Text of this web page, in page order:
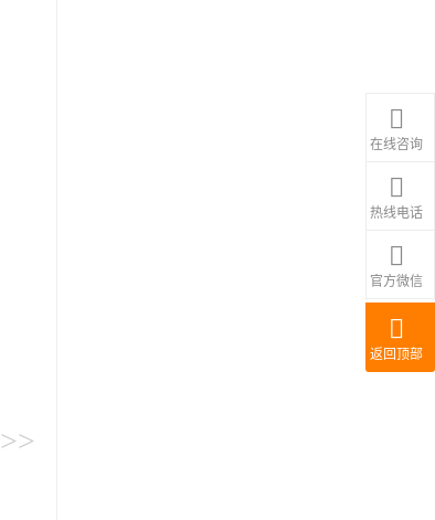
>>
在线咨询
热线电话
官方微信
返回顶部